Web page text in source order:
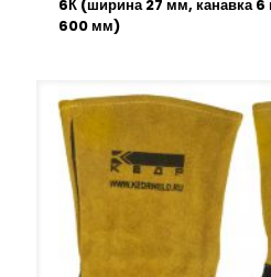
6К (ширина 27 мм, канавка 6
600 мм)